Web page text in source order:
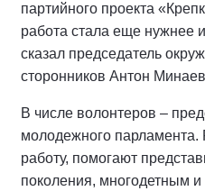
партийного проекта
работа стала еще нужнее
сказал председатель
сторонников Антон
В числе волонтеров –
молодежного парламента.
работу, помогают
поколения, многодетным